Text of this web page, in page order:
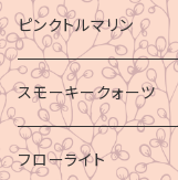
ピンクトルマリン
スモーキークォーツ
フローライト